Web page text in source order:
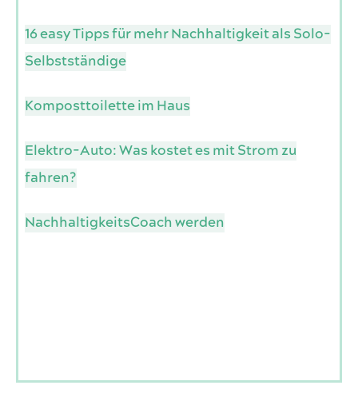
16 easy Tipps für mehr Nachhaltigkeit als Solo-
Selbstständige
Komposttoilette im Haus
Elektro-Auto: Was kostet es mit Strom zu
fahren?
NachhaltigkeitsCoach werden